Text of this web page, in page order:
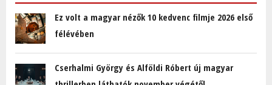
Ez volt a magyar nézők 10 kedvenc filmje 2026 első
félévében
Cserhalmi György és Alföldi Róbert új magyar